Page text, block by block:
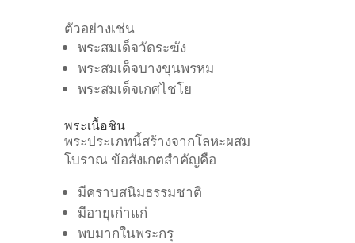
ตัวอย่างเช่น
พระสมเด็จวัดระฆัง
พระสมเด็จบางขุนพรหม
พระสมเด็จเกศไชโย
พระเนื้อชิน
พระประเภทนี้สร้างจากโลหะผสม
โบราณ ข้อสังเกตสำคัญคือ
มีคราบสนิมธรรมชาติ
มีอายุเก่าแก่
พบมากในพระกรุ